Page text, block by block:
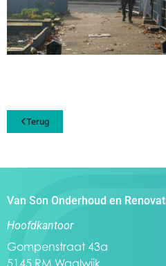
Terug
Van Son Onderhoud en
Hoofdkantoor
Gompenstraat 43a